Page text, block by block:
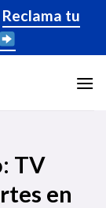
Reclama tu
TV
en